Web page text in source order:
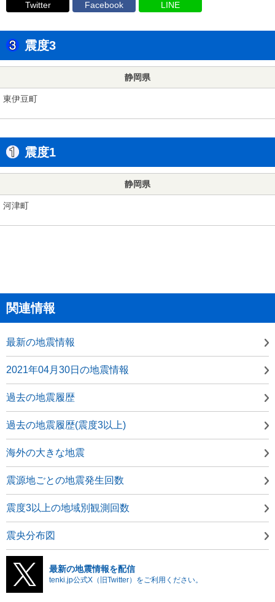
Twitter Facebook LINE
震度3
静岡県
東伊豆町
震度1
静岡県
河津町
関連情報
最新の地震情報
2021年04月30日の地震情報
過去の地震履歴
過去の地震履歴(震度3以上)
海外の大きな地震
震源地ごとの地震発生回数
震度3以上の地域別観測回数
震央分布図
最新の地震情報を配信
tenki.jp公式X（旧Twitter）をご利用ください。